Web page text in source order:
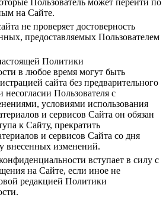
Пользователь может перейти по
на Сайте.
не проверяет достоверность
предоставляемых Пользователем
Политики
в любое время могут быть
сайта без предварительного
Пользователя с
условиями использования
и сервисов Сайта он обязан
к Сайту, прекратить
и сервисов Сайта со дня
внесенных изменений.
вступает в силу с
на Сайте, если иное не
редакцией Политики